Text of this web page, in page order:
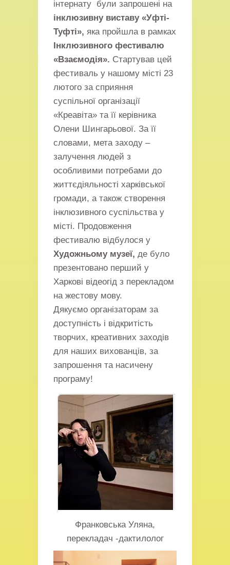
інтернату були запрошені на
інклюзивну виставу «Уфті-
Туфті», яка пройшла в рамках
Інклюзивного фестивалю
«Взаємодія». Стартував цей
фестиваль у нашому місті 23
лютого за сприяння
суспільної організації
«Креавіта» та її керівника
Олени Шингарьової. За її
словами, мета заходу –
залучення людей з
особливими потребами до
життєдіяльності харківської
громади, а також створення
інклюзивного суспільства у
місті. Продовження
фестивалю відбулося у
Художньому музеї, де було
презентовано перший у
Харкові відеогід з перекладом
на жестову мову.
Дякуємо організаторам за
доступність і відкритість
творчих, креативних заходів
для наших вихованців, за
запрошення та насичену
програму!
Франковська Уляна,
перекладач -дактилолог